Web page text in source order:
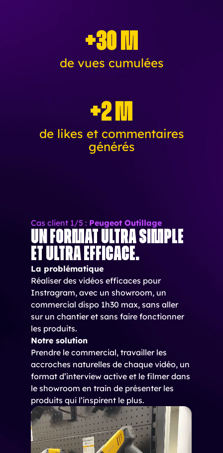
+30 M
de vues cumulées
+2 M
de likes et commentaires
générés
Cas client 1/5 : Peugeot Outillage
Un format ultra simple
et ultra efficace.
La problématique
Réaliser des vidéos efficaces pour
Instragram, avec un showroom, un
commercial dispo 1h30 max, sans aller
sur un chantier et sans faire fonctionner
les produits.
Notre solution
Prendre le commercial, travailler les
accroches naturelles de chaque vidéo, un
format d’interview active et le filmer dans
le showroom en train de présenter les
produits qui l’inspirent le plus.